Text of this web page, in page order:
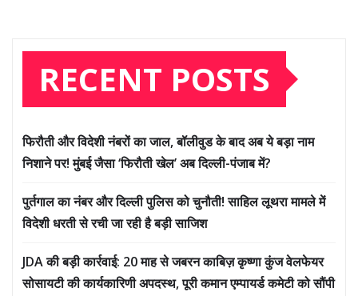
RECENT POSTS
फिरौती और विदेशी नंबरों का जाल, बॉलीवुड के बाद अब ये बड़ा नाम
निशाने पर! मुंबई जैसा ‘फिरौती खेल’ अब दिल्ली-पंजाब में?
पुर्तगाल का नंबर और दिल्ली पुलिस को चुनौती! साहिल लूथरा मामले में
विदेशी धरती से रची जा रही है बड़ी साजिश
JDA की बड़ी कार्रवाई: 20 माह से जबरन काबिज़ कृष्णा कुंज वेलफेयर
सोसायटी की कार्यकारिणी अपदस्थ, पूरी कमान एम्पायर्ड कमेटी को सौंपी